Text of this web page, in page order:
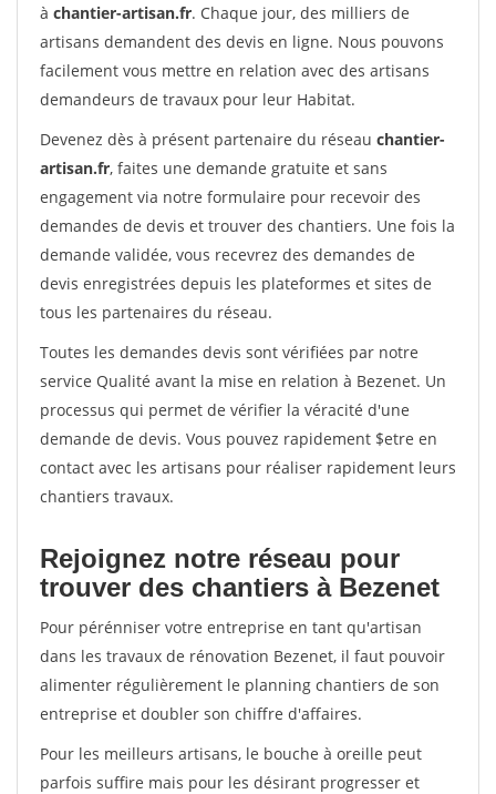
à chantier-artisan.fr. Chaque jour, des milliers de
artisans demandent des devis en ligne. Nous pouvons
facilement vous mettre en relation avec des artisans
demandeurs de travaux pour leur Habitat.
Devenez dès à présent partenaire du réseau chantier-
artisan.fr, faites une demande gratuite et sans
engagement via notre formulaire pour recevoir des
demandes de devis et trouver des chantiers. Une fois la
demande validée, vous recevrez des demandes de
devis enregistrées depuis les plateformes et sites de
tous les partenaires du réseau.
Toutes les demandes devis sont vérifiées par notre
service Qualité avant la mise en relation à Bezenet. Un
processus qui permet de vérifier la véracité d'une
demande de devis. Vous pouvez rapidement $etre en
contact avec les artisans pour réaliser rapidement leurs
chantiers travaux.
Rejoignez notre réseau pour
trouver des chantiers à Bezenet
Pour pérénniser votre entreprise en tant qu'artisan
dans les travaux de rénovation Bezenet, il faut pouvoir
alimenter régulièrement le planning chantiers de son
entreprise et doubler son chiffre d'affaires.
Pour les meilleurs artisans, le bouche à oreille peut
parfois suffire mais pour les désirant progresser et